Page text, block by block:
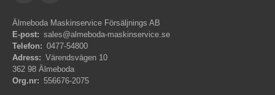
Älmeboda Maskinservice Försäljnings AB
E-post: sales@almeboda-maskinservice.se
Telefon: 0477-54800
Adress: Värendsvägen 10
362 98 Älmeboda
Org.nr: 556676-2075